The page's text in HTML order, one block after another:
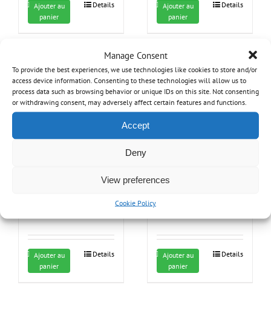
Manage Consent
To provide the best experiences, we use technologies like cookies to store and/or
access device information. Consenting to these technologies will allow us to
process data such as browsing behavior or unique IDs on this site. Not consenting
or withdrawing consent, may adversely affect certain features and functions.
Accept
Deny
View preferences
Cookie Policy
Ajouter au
panier
Details
Ajouter au
panier
Details
Ensemble
Ajouter au
panier
Details
aspirateur central
Ajouter au
panier
Details